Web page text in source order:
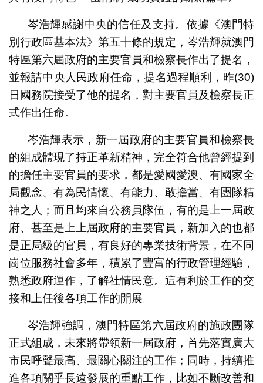
岑浩輝感謝中央的信任及支持。依據《澳門特
別行政區基本法》第五十條的規定，岑浩輝就澳門
特區第六屆政府的主要官員和檢察長作出了提名，
並報請中央人民政府任命，提名過程順利，昨(30)
日國務院接受了他的提名，對主要官員及檢察長正
式作出任命。
岑浩輝表示，新一屆政府的主要官員和檢察長
的組成體現了持正革新精神，完全符合他曾經提到
的擔任主要官員的要求，都是愛國愛澳、有國家全
局觀念、有為民情懷、有能力、敢擔當、有團隊精
神之人；而且均來自公務員隊伍，有的是上一屆政
府、甚至是上上屆政府的主要官員，新加入的也都
是正局級的官員，有良好的專業技術背景，在不同
崗位服務社會多年，積累了豐富的行政管理經驗，
熟悉政府運作，了解社情民意。這有利於工作的交
接和上任後各項工作的開展。
岑浩輝強調，澳門特區第六屆政府的施政團隊
正式組成，未來將帶領新一屆政府，首先落實廣大
市民呼聲最高、最關心關注的工作；同時，持續推
進各項關乎長遠發展的重點工作，比如不斷改善和